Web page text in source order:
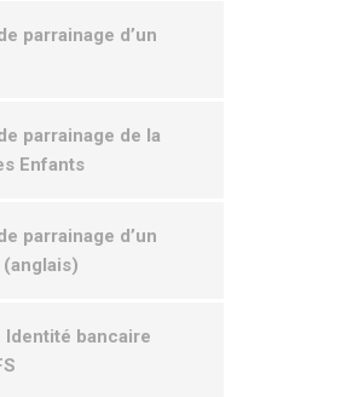
parrainage d’un
parrainage de la
Enfants
parrainage d’un
Identité bancaire